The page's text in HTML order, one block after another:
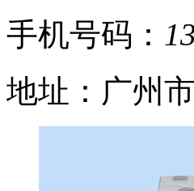
手机号码：
地址：广州